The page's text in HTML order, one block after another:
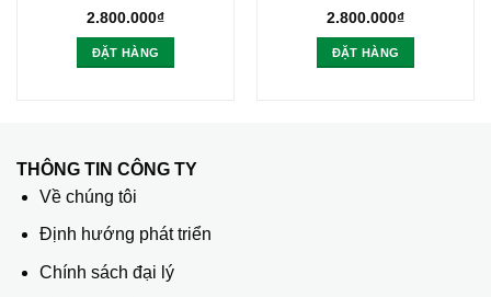
2.800.000₫
ĐẶT HÀNG
2.800.000₫
ĐẶT HÀNG
THÔNG TIN CÔNG TY
Về chúng tôi
Định hướng phát triển
Chính sách đại lý